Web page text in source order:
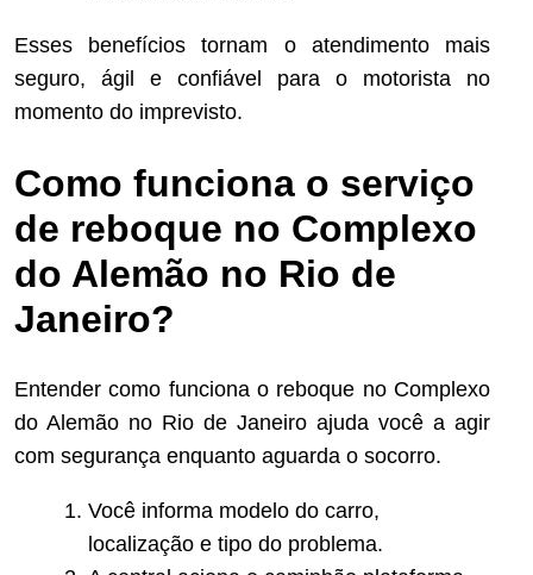
Esses benefícios tornam o atendimento mais
seguro, ágil e confiável para o motorista no
momento do imprevisto.
Como funciona o serviço
de reboque no Complexo
do Alemão no Rio de
Janeiro?
Entender como funciona o reboque no Complexo
do Alemão no Rio de Janeiro ajuda você a agir
com segurança enquanto aguarda o socorro.
Você informa modelo do carro,
localização e tipo do problema.